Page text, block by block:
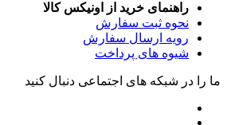
راهنمای خرید از اونیکس کالا
نحوه ثبت سفارش
رویه ارسال سفارش
شیوه های پرداخت
ما را در شبکه های اجتماعی دنبال کنید